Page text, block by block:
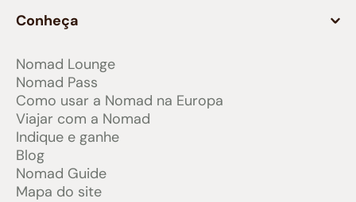
Conheça
Nomad Lounge
Nomad Pass
Como usar a Nomad na Europa
Viajar com a Nomad
Indique e ganhe
Blog
Nomad Guide
Mapa do site